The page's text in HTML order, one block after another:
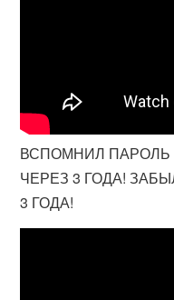
ВСПОМНИЛ ПАРОЛЬ
ЧЕРЕЗ 3 ГОДА!
3 ГОДА!